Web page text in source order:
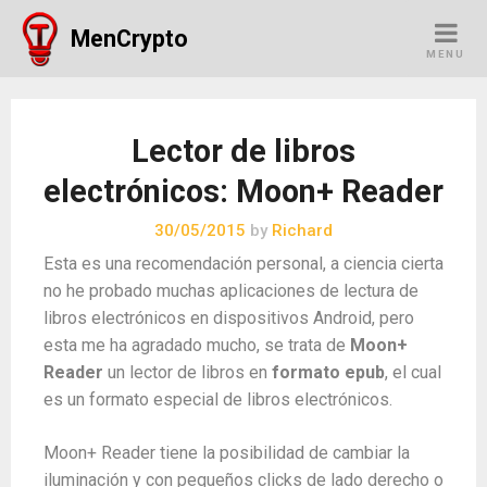
Skip
content
MenCrypto
MENU
Lector de libros
electrónicos: Moon+ Reader
30/05/2015 by Richard
Esta es una recomendación personal, a ciencia cierta
no he probado muchas aplicaciones de lectura de
libros electrónicos en dispositivos Android, pero
esta me ha agradado mucho, se trata de Moon+
Reader un lector de libros en formato epub, el cual
es un formato especial de libros electrónicos.
Moon+ Reader tiene la posibilidad de cambiar la
iluminación y con pequeños clicks de lado derecho o